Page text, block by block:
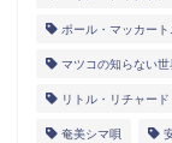
ポール・マッカート
マツコの知らない世
リトル・リチャード
奄美シマ唄